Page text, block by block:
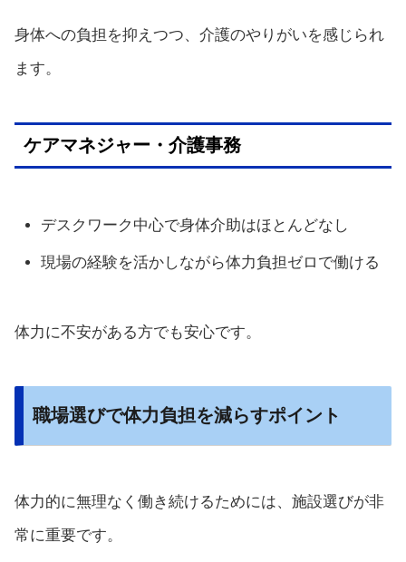
身体への負担を抑えつつ、介護のやりがいを感じられ
ます。
ケアマネジャー・介護事務
デスクワーク中心で身体介助はほとんどなし
現場の経験を活かしながら体力負担ゼロで働ける
体力に不安がある方でも安心です。
職場選びで体力負担を減らすポイント
体力的に無理なく働き続けるためには、施設選びが非
常に重要です。